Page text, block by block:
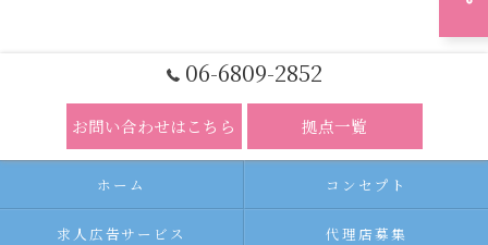
06-6809-2852
お問い合わせはこちら 拠点一覧
ホーム コンセプト
求人広告サービス 代理店募集